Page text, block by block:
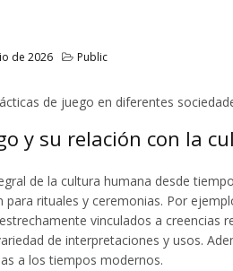
de 2026 Public
de juego en diferentes
y su relación con la
de la cultura humana desde
rituales y ceremonias. Por
vinculados a
de interpretaciones y usos.
a los tiempos modernos.